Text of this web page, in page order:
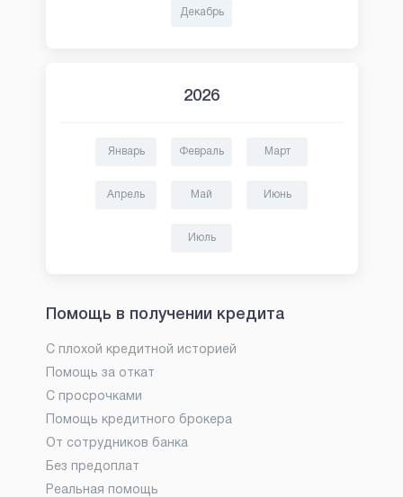
Декабрь
2026
Январь Февраль Март
Апрель Май Июнь
Июль
Помощь в получении кредита
С плохой кредитной историей
Помощь за откат
С просрочками
Помощь кредитного брокера
От сотрудников банка
Без предоплат
Реальная помощь